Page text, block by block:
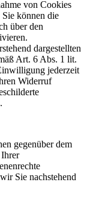
von Cookies
Sie können die
über den
dargestellten
Art. 6 Abs. 1 lit.
jederzeit
Widerruf
gegenüber dem
Sie nachstehend